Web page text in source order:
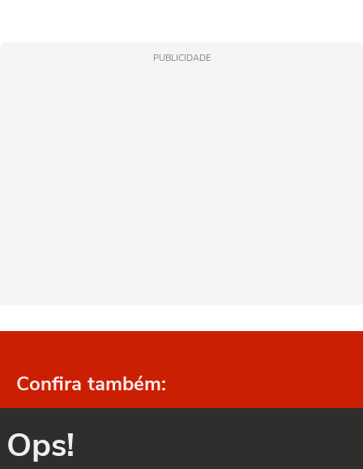
PUBLICIDADE
Confira também:
Ops!